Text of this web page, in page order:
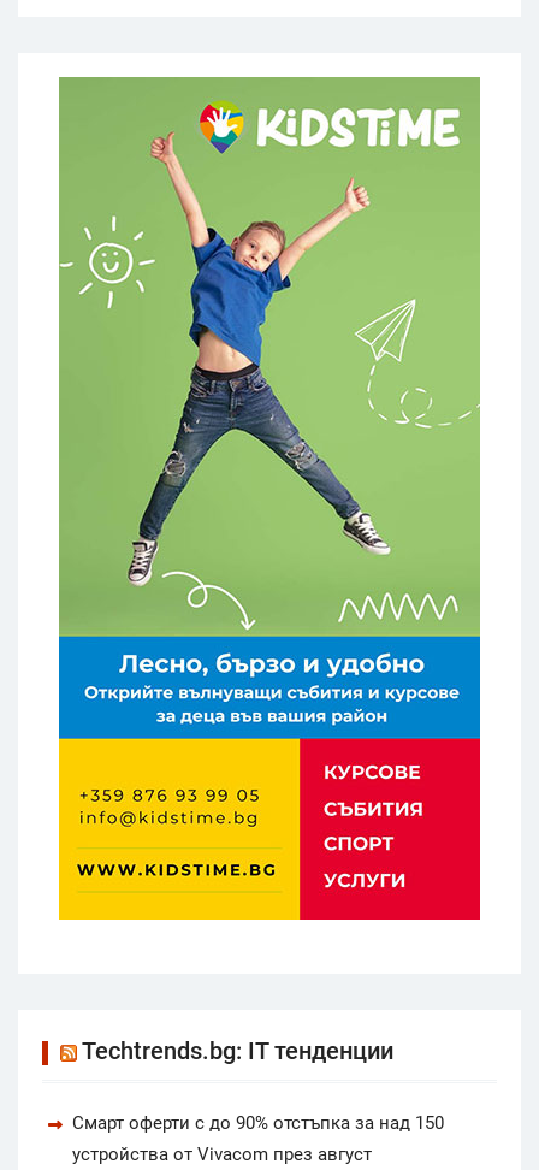
Techtrends.bg: IT тенденции
Смарт оферти с до 90% отстъпка за над 150
устройства от Vivacom през август